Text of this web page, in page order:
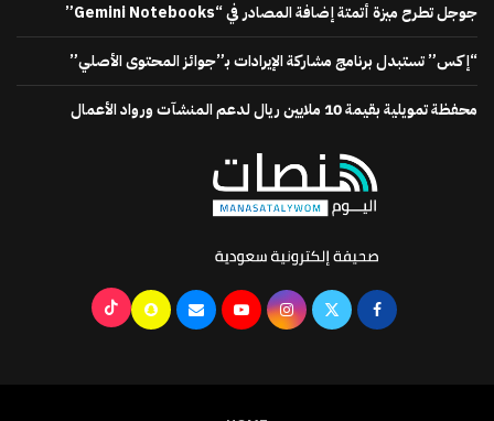
جوجل تطرح ميزة أتمتة إضافة المصادر في “Gemini Notebooks”
“إكس” تستبدل برنامج مشاركة الإيرادات بـ”جوائز المحتوى الأصلي”
محفظة تمويلية بقيمة 10 ملايين ريال لدعم المنشآت ورواد الأعمال